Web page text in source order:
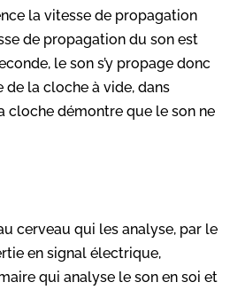
la vitesse de propagation
de propagation du son est
le son s’y propage donc
de la cloche à vide, dans
cloche démontre que le son ne
cerveau qui les analyse, par le
en signal électrique,
qui analyse le son en soi et